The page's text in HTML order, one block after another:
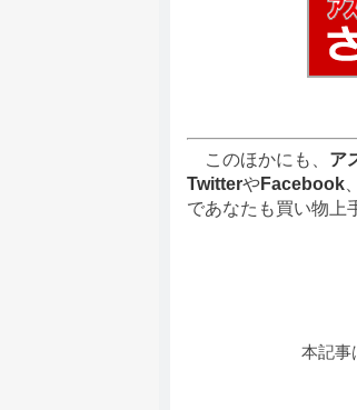
このほかにも、 ア
TwitterやFacebook
であなたも買い物上
本記事